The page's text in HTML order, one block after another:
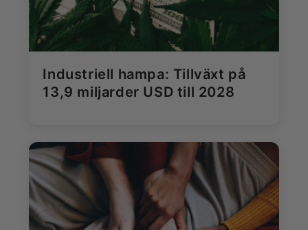
Industriell hampa: Tillväxt på
13,9 miljarder USD till 2028